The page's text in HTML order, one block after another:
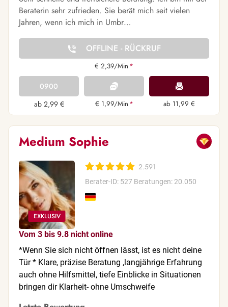
Beraterin sehr zufrieden. Sie berät mich seit vielen
Jahren, wenn ich mich in Umbr…
OFFLINE - RÜCKRUF
€ 2,39/Min *
0900
ab 2,99 €
€ 1,99/Min * ab 11,99 €
Medium Sophie
2.591
Berater-ID: 527 Beratungen: 20.050
Vom 3 bis 9.8 nicht online
*Wenn Sie sich nicht öffnen lässt, ist es nicht deine
Tür * Klare, präzise Beratung ,langjährige Erfahrung
auch ohne Hilfsmittel, tiefe Einblicke in Situationen
bringen dir Klarheit- ohne Umschweife